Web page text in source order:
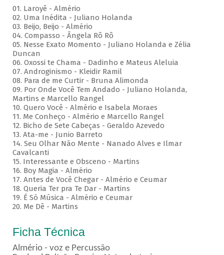
01. Laroyê - Almério
02. Uma Inédita - Juliano Holanda
03. Beijo, Beijo - Almério
04. Compasso - Ângela Rô Rô
05. Nesse Exato Momento - Juliano Holanda e Zélia
Duncan
06. Oxossi te Chama - Dadinho e Mateus Aleluia
07. Androginismo - Kleidir Ramil
08. Para de me Curtir - Bruna Alimonda
09. Por Onde Você Tem Andado - Juliano Holanda,
Martins e Marcello Rangel
10. Quero Você - Almério e Isabela Moraes
11. Me Conheço - Almério e Marcello Rangel
12. Bicho de Sete Cabeças - Geraldo Azevedo
13. Ata-me - Junio Barreto
14. Seu Olhar Não Mente - Nanado Alves e Ilmar
Cavalcanti
15. Interessante e Obsceno - Martins
16. Boy Magia - Almério
17. Antes de Você Chegar - Almério e Ceumar
18. Queria Ter pra Te Dar - Martins
19. É Só Música - Almério e Ceumar
20. Me Dê - Martins
Ficha Técnica
Almério - voz e Percussão